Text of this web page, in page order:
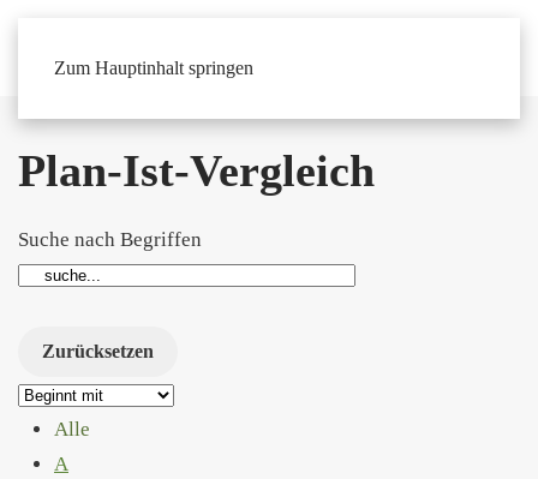
Zum Hauptinhalt springen
Plan-Ist-Vergleich
Suche nach Begriffen
Alle
A